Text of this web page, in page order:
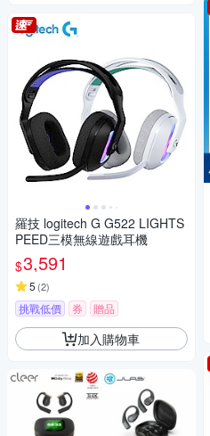
羅技 logitech G G522 LIGHTS
PEED三模無線遊戲耳機
$3,591
5 (2)
挑戰低價 券 贈品
加入購物車